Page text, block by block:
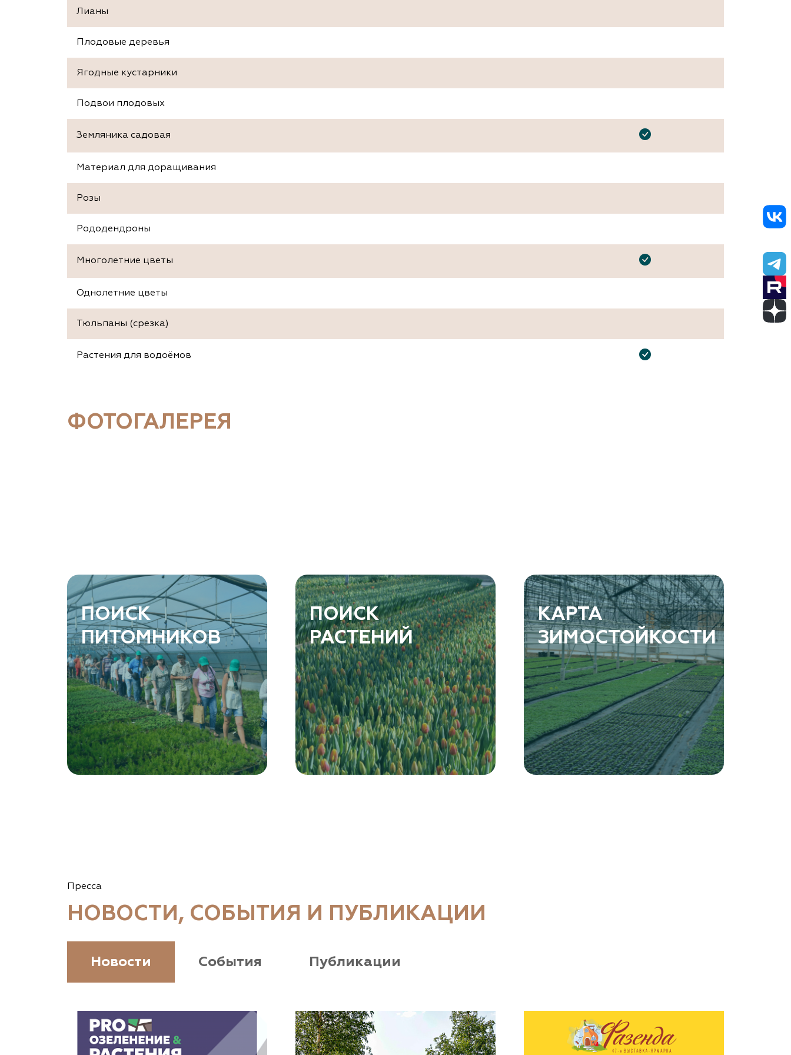
Лианы
Плодовые деревья
Ягодные кустарники
Подвои плодовых
Земляника садовая
Материал для доращивания
Розы
Рододендроны
Многолетние цветы
Однолетние цветы
Тюльпаны (срезка)
Растения для водоёмов
ФОТОГАЛЕРЕЯ
ПОИСК
ПИТОМНИКОВ
ПОИСК
РАСТЕНИЙ
КАРТА
ЗИМОСТОЙКОСТИ
Пресса
НОВОСТИ, СОБЫТИЯ И ПУБЛИКАЦИИ
Новости События Публикации